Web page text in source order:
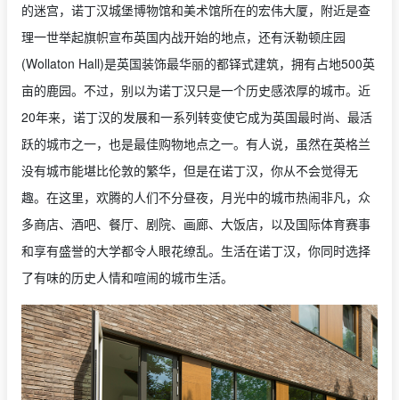
的迷宫，诺丁汉城堡博物馆和美术馆所在的宏伟大厦，附近是查
理一世举起旗帜宣布英国内战开始的地点，还有沃勒顿庄园
(Wollaton Hall)是英国装饰最华丽的都铎式建筑，拥有占地500英
亩的鹿园。不过，别以为诺丁汉只是一个历史感浓厚的城市。近
20年来，诺丁汉的发展和一系列转变使它成为英国最时尚、最活
跃的城市之一，也是最佳购物地点之一。有人说，虽然在英格兰
没有城市能堪比伦敦的繁华，但是在诺丁汉，你从不会觉得无
趣。在这里，欢腾的人们不分昼夜，月光中的城市热闹非凡，众
多商店、酒吧、餐厅、剧院、画廊、大饭店，以及国际体育赛事
和享有盛誉的大学都令人眼花缭乱。生活在诺丁汉，你同时选择
了有味的历史人情和喧闹的城市生活。